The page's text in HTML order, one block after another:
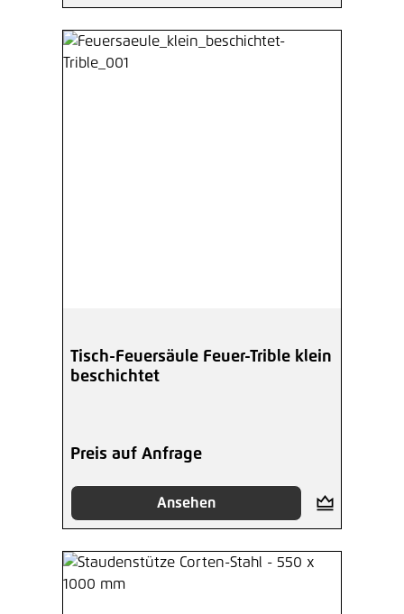
Tisch-Feuersäule Feuer-Trible klein
beschichtet
Preis auf Anfrage
Ansehen